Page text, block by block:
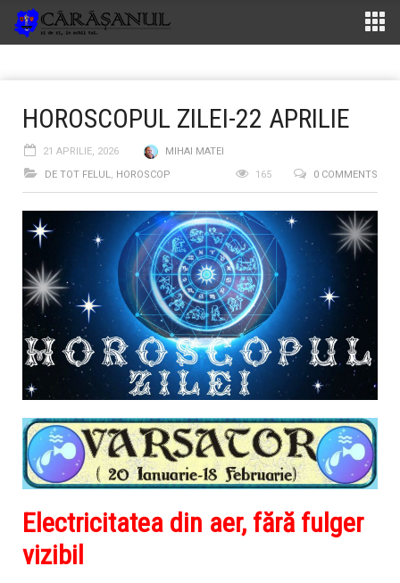
HOROSCOPUL ZILEI-22 APRILIE
21 APRILIE, 2026
MIHAI MATEI
DE TOT FELUL, HOROSCOP 0 COMMENTS
165
Electricitatea din aer, fără fulger
vizibil